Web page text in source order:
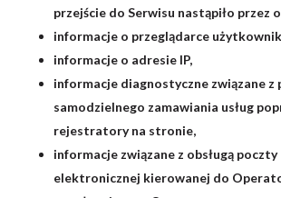
przejście do Serwisu nastąpiło przez
informacje o przeglądarce
informacje o adresie IP,
informacje diagnostyczne związane z
samodzielnego zamawiania usług
rejestratory na stronie,
informacje związane z obsługą poczty
elektronicznej kierowanej do